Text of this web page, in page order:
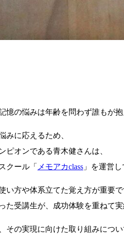
の悩みは年齢を問わず誰もが抱
みに応えるため、
ピオンである青木健さんは、
クール「 メモアカclass 」を運営し
い方や体系立てた覚え方が重要
受講生が、成功体験を重ねて実
その実現に向けた取り組みにつ